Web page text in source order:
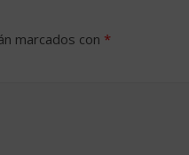
marcados con *